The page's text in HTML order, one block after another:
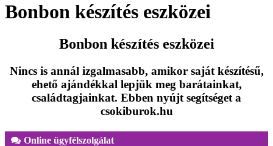
Bonbon készítés eszközei
Bonbon készítés eszközei
Nincs is annál izgalmasabb, amikor saját készítésű,
ehető ajándékkal lepjük megbarátainkat,
családtagjainkat. Ebben nyújt segítséget a
csokiburok.hu
Online ügyfélszolgálat